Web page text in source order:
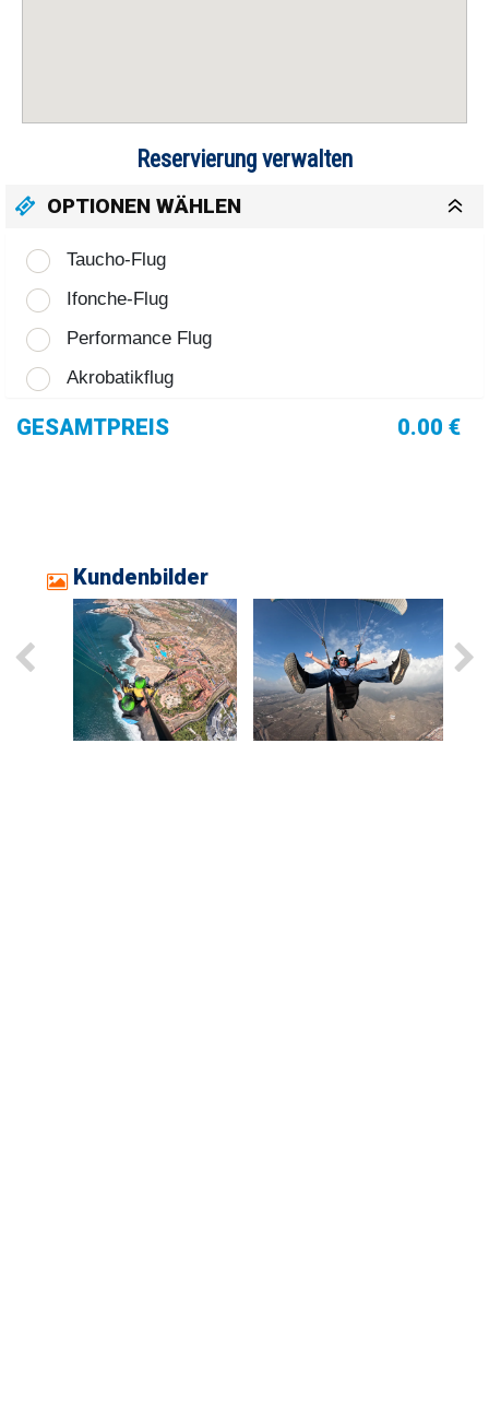
Reservierung verwalten
OPTIONEN WÄHLEN
Taucho-Flug
Ifonche-Flug
Performance Flug
Akrobatikflug
GESAMTPREIS 0.00 €
Kundenbilder